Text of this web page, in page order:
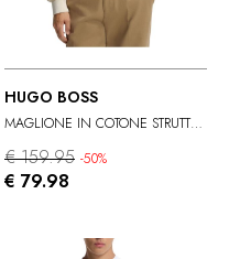
HUGO BOSS
MAGLIONE IN COTONE STRUTTURATO
€ 159.95 -50%
€ 79.98